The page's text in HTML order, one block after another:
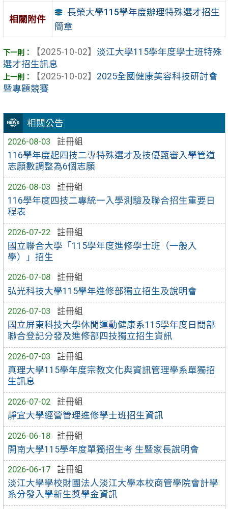
相關公告
2026-08-03
註冊組
116學年度起四技二專特殊選才及技優甄審入學管道
志願數調整為6個志願
2026-08-03
註冊組
116學年度四技二專統一入學測驗及聯合招生重要日
程表
2026-07-22
註冊組
國立聯合大學「115學年度進修學士班（一般入
學）」招生
2026-07-08
註冊組
弘光科技大學115學年進修部獨立招生及說明會
2026-07-03
註冊組
國立屏東科技大學休閒運動健康系115學年度日間部
聯合登記分發及進修部四技獨立招生資訊
2026-07-03
註冊組
真理大學115學年度宗教文化與資訊管理學系單獨招
生訊息
2026-07-02
註冊組
靜宜大學經營管理進修學士班招生資訊
2026-06-18
註冊組
開南大學115學年度單獨招生考 生暨家長說明會
2026-06-17
註冊組
淡江大學學校財團法人淡江大學本校商管學院會計學
系分發入學新生獎學金資訊
相關附件
長榮大學115學年度辦理特殊選才招生
簡章
【2025-10-02】 淡江大學115學年度學士班特殊
選才招生訊息
【2025-10-02】 2025全國健康美容科技研討會
暨專題競賽